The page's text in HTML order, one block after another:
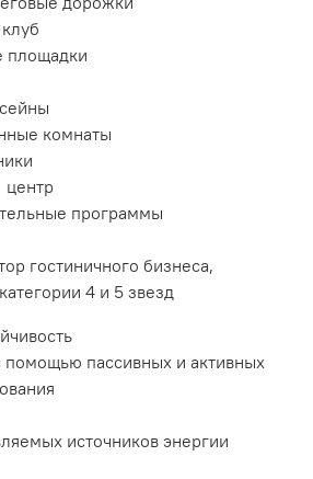
площадки
комнаты
программы
гостиничного бизнеса,
4 и 5 звезд
помощью пассивных и активных
источников энергии